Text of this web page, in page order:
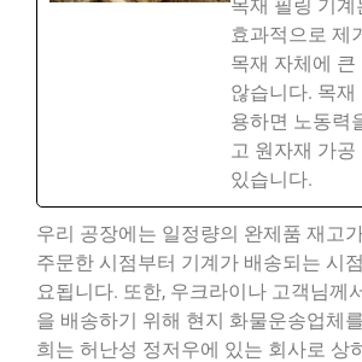
목재 필링 기
효과적으로 제
목재 자체에 큰
않습니다. 목
용하면 노동력
고 원자재 가
있습니다.
우리 공장에는 일정량의 완제품 재고
주문한 시점부터 기계가 배송되는 시
요됩니다. 또한, 우크라이나 고객님께
을 배송하기 위해 현지 화물운송업체
희는 허난성 정저우에 있는 회사로 상